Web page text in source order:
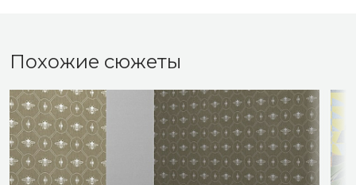
Похожие сюжеты